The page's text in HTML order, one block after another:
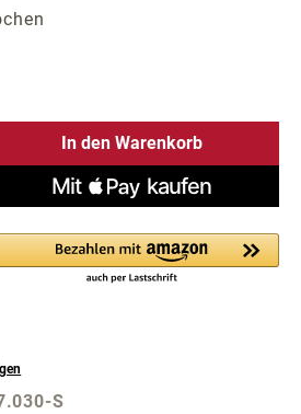
Gib den gewünschten
In den Warenkorb
S